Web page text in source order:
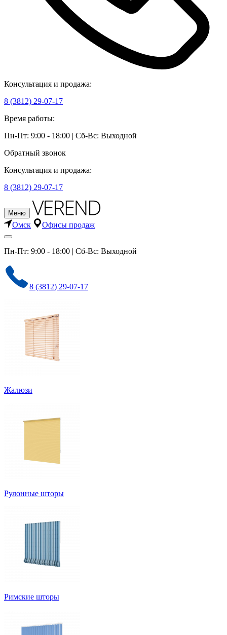
Консультация и продажа:
8 (3812) 29-07-17
Время работы:
Пн-Пт: 9:00 - 18:00 | Сб-Вс: Выходной
Обратный звонок
Консультация и продажа:
8 (3812) 29-07-17
Меню
Омск Офисы продаж
Пн-Пт: 9:00 - 18:00 | Сб-Вс: Выходной
8 (3812) 29-07-17
Жалюзи
Рулонные шторы
Римские шторы